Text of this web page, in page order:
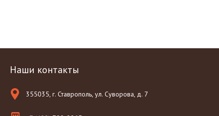
Наши контакты
355035, г. Ставрополь, ул. Суворова, д. 7